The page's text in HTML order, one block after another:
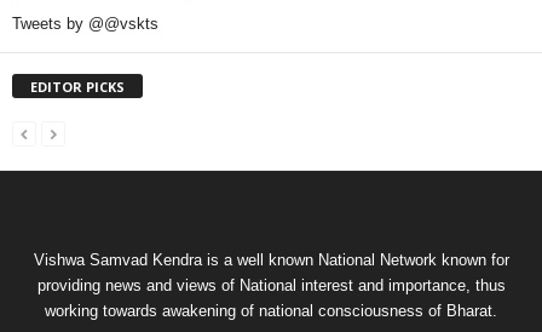
Tweets by @@vskts
EDITOR PICKS
Vishwa Samvad Kendra is a well known National Network known for
providing news and views of National interest and importance, thus
working towards awakening of national consciousness of Bharat.